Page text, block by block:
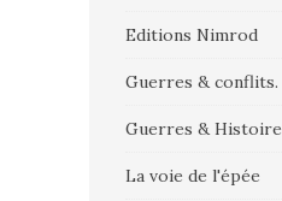
Editions Nimrod
Guerres & conflits.
Guerres & Histoire
La voie de l'épée